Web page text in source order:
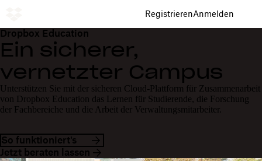
RegistrierenAnmelden
Dropbox Education
Ein sicherer,
vernetzter Campus
Unterstützen Sie mit der sicheren Cloud-Plattform für Zusammenarbeit
von Dropbox Education das Lernen für Studierende, die Forschung
der Fachbereiche und die Arbeit der Verwaltungsmitarbeiter.
So funktioniert's
Jetzt beraten lassen